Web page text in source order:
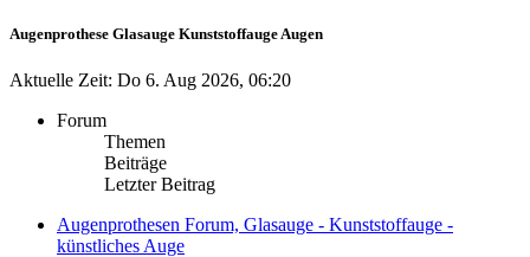
Augenprothese Glasauge Kunststoffauge Augen
Aktuelle Zeit: Do 6. Aug 2026, 06:20
Forum
Themen
Beiträge
Letzter Beitrag
Augenprothesen Forum, Glasauge - Kunststoffauge -
künstliches Auge